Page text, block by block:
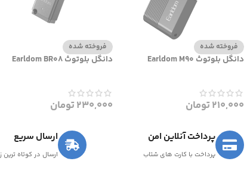
فروخته شده
دانگل بلوتوث Earldom M90
210,000تومان
فروخته شده
دانگل بلوتوث Earldom BR08
230,000تومان
پرداخت آنلاین امن
پرداخت با کارت های شتاب
ارسال سریع
ارسال در کوتاه ترین